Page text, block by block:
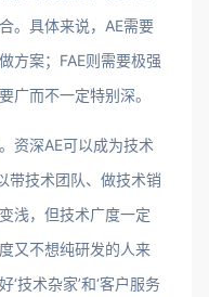
。具体来说，AE需要
方案；FAE则需要极强
广而不一定特别深。
资深AE可以成为技术
带技术团队、做技术销
浅，但技术广度一定
又不想纯研发的人来
技术杂家’和‘客户服务